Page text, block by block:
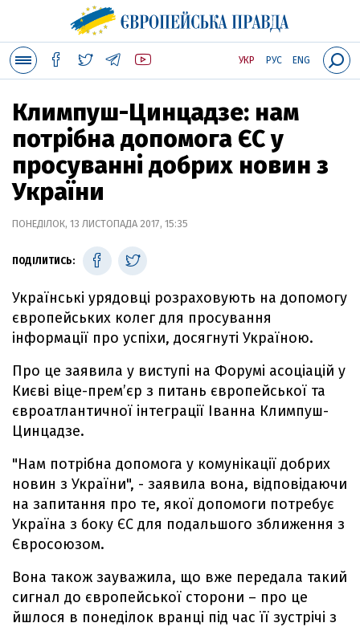
УКР РУС ENG
Климпуш-Цинцадзе: нам
потрібна допомога ЄС у
просуванні добрих новин з
України
ПОНЕДІЛОК, 13 ЛИСТОПАДА 2017, 15:35
ПОДІЛИТИСЬ:
Українські урядовці розраховують на допомогу
європейських колег для просування
інформації про успіхи, досягнуті Україною.
Про це заявила у виступі на Форумі асоціацій у
Києві віце-прем’єр з питань європейської та
євроатлантичної інтеграції Іванна Климпуш-
Цинцадзе.
"Нам потрібна допомога у комунікації добрих
новин з України", - заявила вона, відповідаючи
на запитання про те, якої допомоги потребує
Україна з боку ЄС для подальшого зближення з
Євросоюзом.
Вона також зауважила, що вже передала такий
сигнал до європейської сторони – про це
йшлося в понеділок вранці під час її зустрічі з